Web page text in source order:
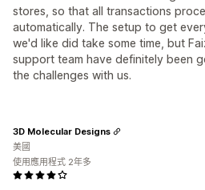
stores, so that all transactions
automatically. The setup to get
we'd like did take some time, but
support team have definitely been
the challenges with us.
3D Molecular Designs
美國
使用應用程式 2年多